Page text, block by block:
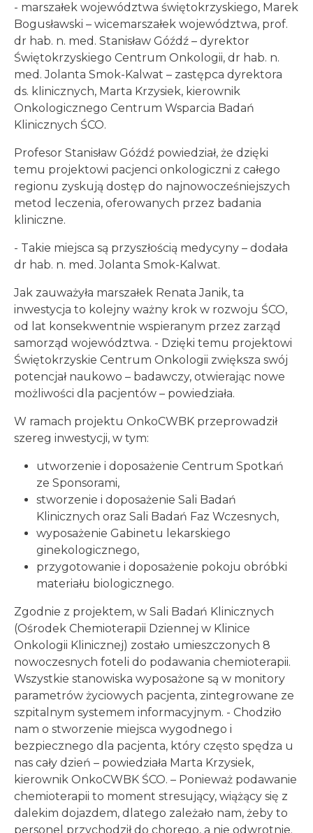
- marszałek województwa świętokrzyskiego, Marek
Bogusławski – wicemarszałek województwa, prof.
dr hab. n. med. Stanisław Góźdź – dyrektor
Świętokrzyskiego Centrum Onkologii, dr hab. n.
med. Jolanta Smok-Kalwat – zastępca dyrektora
ds. klinicznych, Marta Krzysiek, kierownik
Onkologicznego Centrum Wsparcia Badań
Klinicznych ŚCO.
Profesor Stanisław Góźdź powiedział, że dzięki
temu projektowi pacjenci onkologiczni z całego
regionu zyskują dostęp do najnowocześniejszych
metod leczenia, oferowanych przez badania
kliniczne.
- Takie miejsca są przyszłością medycyny – dodała
dr hab. n. med. Jolanta Smok-Kalwat.
Jak zauważyła marszałek Renata Janik, ta
inwestycja to kolejny ważny krok w rozwoju ŚCO,
od lat konsekwentnie wspieranym przez zarząd
samorząd województwa. - Dzięki temu projektowi
Świętokrzyskie Centrum Onkologii zwiększa swój
potencjał naukowo – badawczy, otwierając nowe
możliwości dla pacjentów – powiedziała.
W ramach projektu OnkoCWBK przeprowadził
szereg inwestycji, w tym:
utworzenie i doposażenie Centrum Spotkań
ze Sponsorami,
stworzenie i doposażenie Sali Badań
Klinicznych oraz Sali Badań Faz Wczesnych,
wyposażenie Gabinetu lekarskiego
ginekologicznego,
przygotowanie i doposażenie pokoju obróbki
materiału biologicznego.
Zgodnie z projektem, w Sali Badań Klinicznych
(Ośrodek Chemioterapii Dziennej w Klinice
Onkologii Klinicznej) zostało umieszczonych 8
nowoczesnych foteli do podawania chemioterapii.
Wszystkie stanowiska wyposażone są w monitory
parametrów życiowych pacjenta, zintegrowane ze
szpitalnym systemem informacyjnym. - Chodziło
nam o stworzenie miejsca wygodnego i
bezpiecznego dla pacjenta, który często spędza u
nas cały dzień – powiedziała Marta Krzysiek,
kierownik OnkoCWBK ŚCO. – Ponieważ podawanie
chemioterapii to moment stresujący, wiążący się z
dalekim dojazdem, dlatego zależało nam, żeby to
personel przychodził do chorego, a nie odwrotnie.